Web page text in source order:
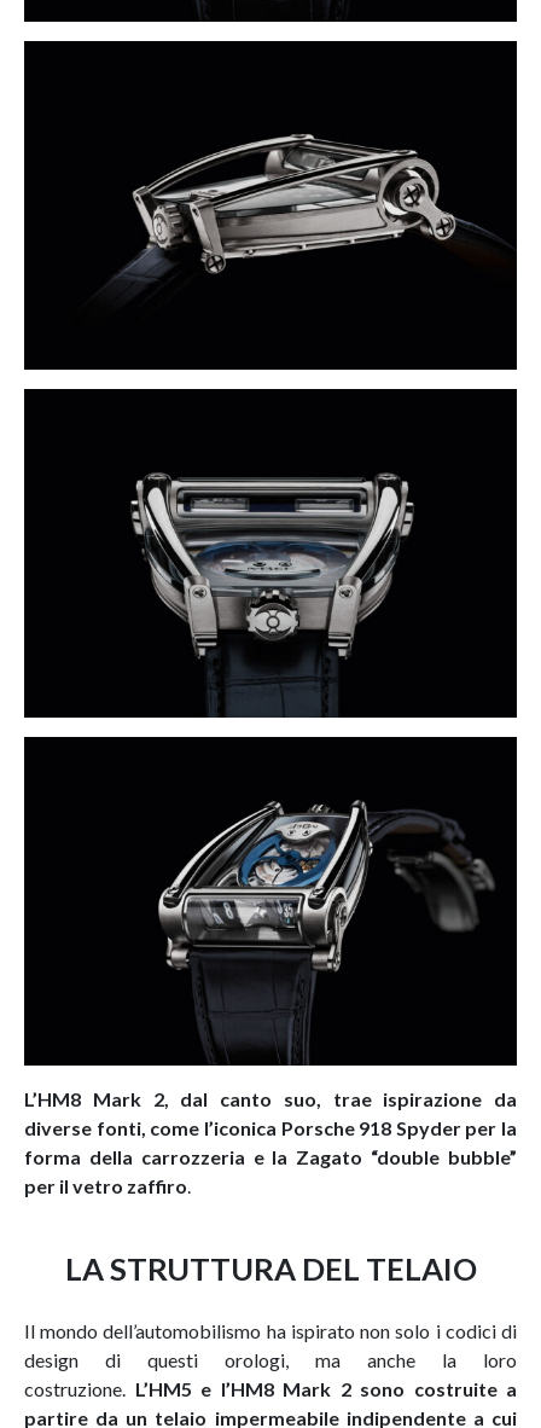
L’HM8 Mark 2, dal canto suo, trae ispirazione da
diverse fonti, come l’iconica Porsche 918 Spyder per la
forma della carrozzeria e la Zagato “double bubble”
per il vetro zaffiro.
LA STRUTTURA DEL TELAIO
Il mondo dell’automobilismo ha ispirato non solo i codici di
design di questi orologi, ma anche la loro
costruzione. L’HM5 e l’HM8 Mark 2 sono costruite a
partire da un telaio impermeabile indipendente a cui